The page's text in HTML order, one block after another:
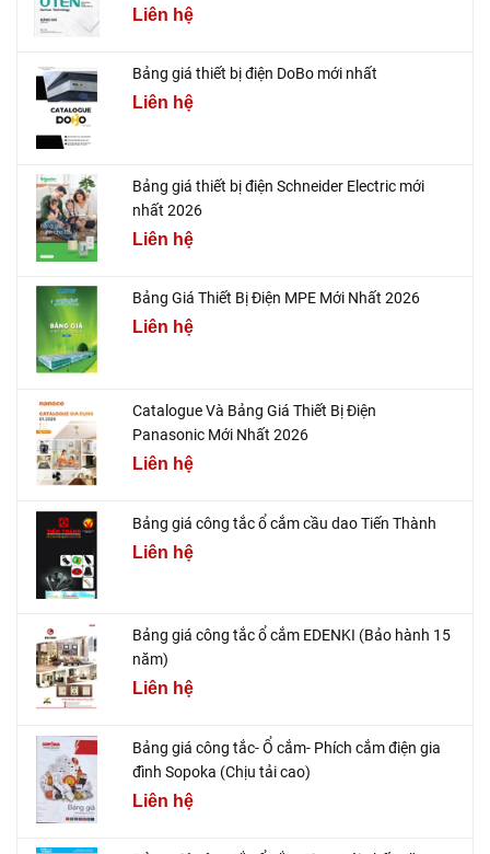
Liên hệ
Bảng giá thiết bị điện DoBo mới nhất
Liên hệ
Bảng giá thiết bị điện Schneider Electric mới
nhất 2026
Liên hệ
Bảng Giá Thiết Bị Điện MPE Mới Nhất 2026
Liên hệ
Catalogue Và Bảng Giá Thiết Bị Điện
Panasonic Mới Nhất 2026
Liên hệ
Bảng giá công tắc ổ cắm cầu dao Tiến Thành
Liên hệ
Bảng giá công tắc ổ cắm EDENKI (Bảo hành 15
năm)
Liên hệ
Bảng giá công tắc- Ổ cắm- Phích cắm điện gia
đình Sopoka (Chịu tải cao)
Liên hệ